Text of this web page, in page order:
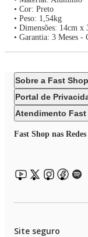
• Cor: Preto
• Peso: 1,54kg
• Dimensões: 14cm
• Garantia: 3 Meses -
Sobre a Fast Shop
Portal de
Atendimento Fast
Fast Shop nas Redes
Site seguro